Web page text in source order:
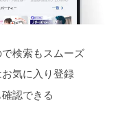
検索もスムーズ
気に入り登録
認できる